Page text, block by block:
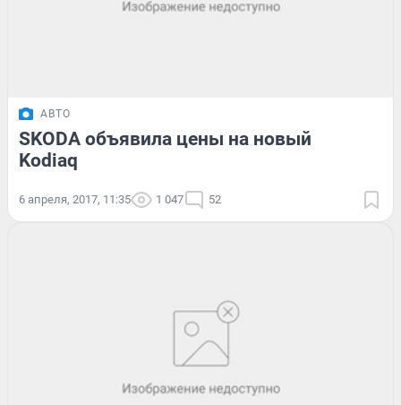
АВТО
SKODA объявила цены на новый
Kodiaq
6 апреля, 2017, 11:35 1 047 52